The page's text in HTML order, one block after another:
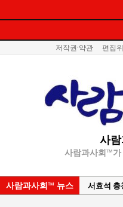
저작권·약관 편집
사
사람과사회™가
사람과사회™ 뉴스
서효석 충